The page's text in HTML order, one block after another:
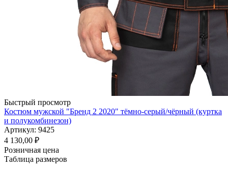
Быстрый просмотр
Костюм мужской "Бренд 2 2020" тёмно-серый/чёрный (куртка
и полукомбинезон)
Артикул: 9425
4 130,00 ₽
Розничная цена
Таблица размеров